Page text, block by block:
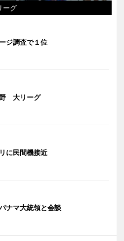
ーグ
ジ調査で１位
大リーグ
に民間機接近
ナマ大統領と会談